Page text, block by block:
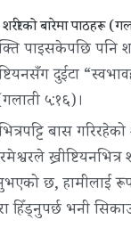
शरीरको बारेमा पाठहरू
पाइसकेपछि पनि
दुईटा
५:१६)।
बास
ख्रीष्टियनभित्र
छ, हामीलाई
हिँड्नुपर्छ भनी